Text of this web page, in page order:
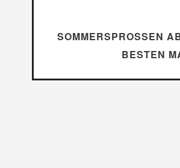
SOMMERSPROSSEN
BESTEN